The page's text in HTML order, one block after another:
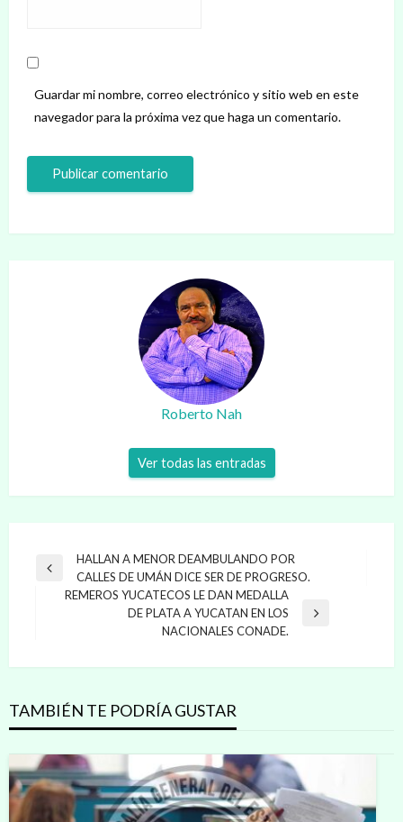
Guardar mi nombre, correo electrónico y sitio web en este
navegador para la próxima vez que haga un comentario.
Roberto Nah
Ver todas las entradas
Navegación
Entrada
anterior
HALLAN A MENOR DEAMBULANDO POR
CALLES DE UMÁN DICE SER DE PROGRESO.
REMEROS YUCATECOS LE DAN MEDALLA
DE PLATA A YUCATAN EN LOS
NACIONALES CONADE.
TAMBIÉN TE PODRÍA GUSTAR